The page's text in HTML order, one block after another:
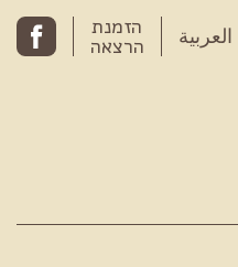
العربية הזמנת
הרצאה